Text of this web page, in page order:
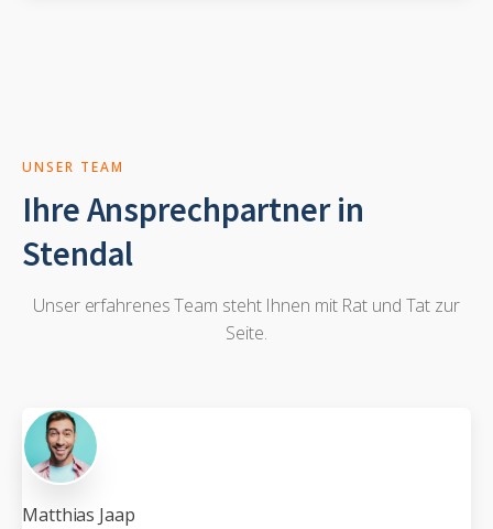
UNSER TEAM
Ihre Ansprechpartner in
Stendal
Unser erfahrenes Team steht Ihnen mit Rat und Tat zur
Seite.
Matthias Jaap